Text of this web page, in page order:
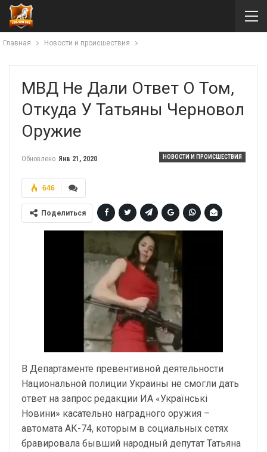
Главная Новости и происшествия
МВД Не Дали Ответ О Том,
Откуда У Татьяны Черновол
Оружие
НОВОСТИ И ПРОИСШЕСТВИЯ
Обновлено Янв 21, 2020
646
Поделиться
В Департаменте превентивной деятельности
Национальной полиции Украины не смогли дать
ответ на запрос редакции ИА «Українські
Новини» касательно наградного оружия –
автомата АК-74, которым в социальных сетях
бравировала бывший народный депутат Татьяна